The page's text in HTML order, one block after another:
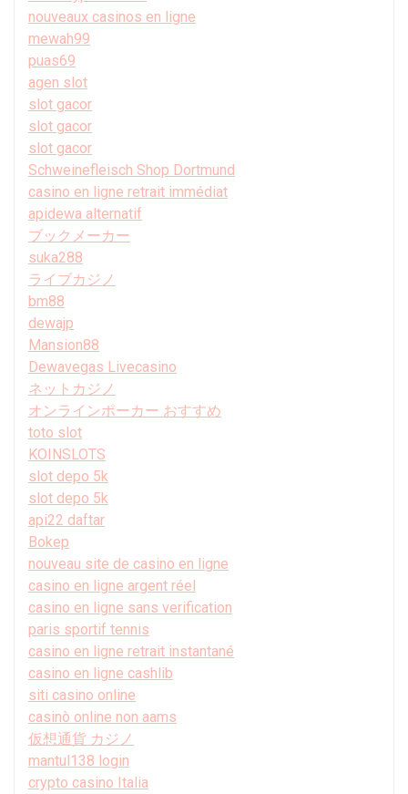
nouveaux casinos en ligne
mewah99
puas69
agen slot
slot gacor
slot gacor
slot gacor
Schweinefleisch Shop Dortmund
casino en ligne retrait immédiat
apidewa alternatif
ブックメーカー
suka288
ライブカジノ
bm88
dewajp
Mansion88
Dewavegas Livecasino
ネットカジノ
オンラインポーカー おすすめ
toto slot
KOINSLOTS
slot depo 5k
slot depo 5k
api22 daftar
Bokep
nouveau site de casino en ligne
casino en ligne argent réel
casino en ligne sans verification
paris sportif tennis
casino en ligne retrait instantané
casino en ligne cashlib
siti casino online
casinò online non aams
仮想通貨 カジノ
mantul138 login
crypto casino Italia